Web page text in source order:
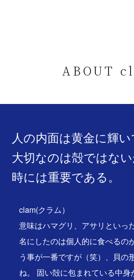
ABOUT
人の内面は黄金に輝い
大切なのは殻ではな
時には重要である。
clam(クラム）
意味はハマグリ、アサリといっ
名にしたのは個人的に食べるの
う事が一番ですが（笑）、貝の
ね。 固い殻に包まれている中身